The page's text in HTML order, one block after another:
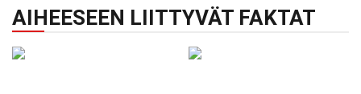
AIHEESEEN LIITTYVÄT FAKTAT